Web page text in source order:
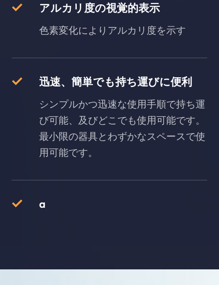
アルカリ度の視覚的表示
色素変化によりアルカリ度を示す
迅速、簡単でも持ち運びに便利
シンプルかつ迅速な使用手順で持ち運
び可能、及びどこでも使用可能です。
最小限の器具とわずかなスペースで使
用可能です。
a